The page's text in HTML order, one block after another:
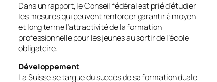
Dans un rapport, le Conseil fédéral est prié d’étudier
les mesures qui peuvent renforcer garantir à moyen
et long terme l’attractivité de la formation
professionnelle pour les jeunes au sortir de l’école
obligatoire.
Développement
La Suisse se targue du succès de sa formation duale